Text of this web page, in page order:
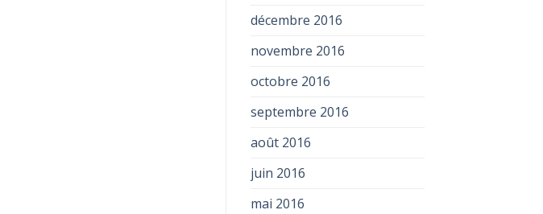
décembre 2016
novembre 2016
octobre 2016
septembre 2016
août 2016
juin 2016
mai 2016